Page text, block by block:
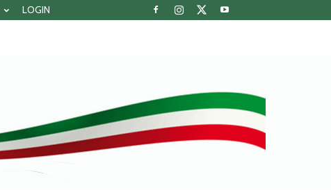
LOGIN